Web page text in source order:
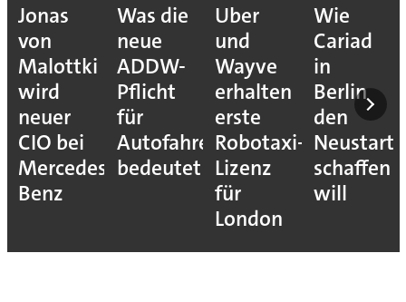
Jonas
von
Malottki
wird
neuer
CIO bei
Mercedes-
Benz
Was die
neue
ADDW-
Pflicht
für
Autofahrer
bedeutet
Uber
und
Wayve
erhalten
erste
Robotaxi-
Lizenz
für
London
Wie
Cariad
in
Berlin
den
Neustart
schaffen
will